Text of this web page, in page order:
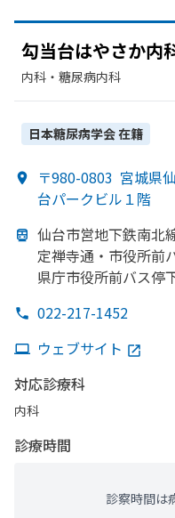
勾当台はやさか内
内科・​糖尿病内科
日本糖尿病学会在籍
〒980-0803 宮城県
台パークビル１階
仙台市営地下鉄南北
定禅寺通・市役所前
県庁市役所前バス停
022-217-1452
ウェブサイト
対応診療科
内科
診療時間
診察時間は